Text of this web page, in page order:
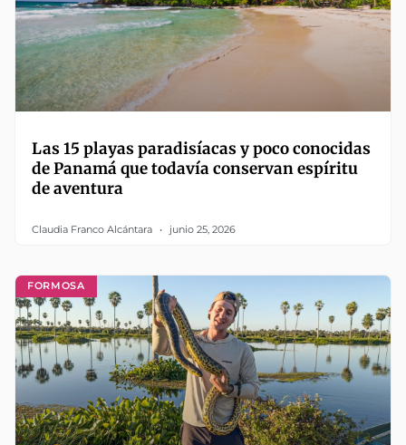
Las 15 playas paradisíacas y poco conocidas
de Panamá que todavía conservan espíritu
de aventura
Claudia Franco Alcántara junio 25, 2026
FORMOSA